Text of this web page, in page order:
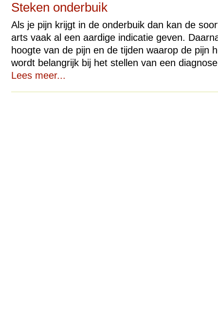
Steken onderbuik
Als je pijn krijgt in de onderbuik dan kan de
arts vaak al een aardige indicatie geven.
hoogte van de pijn en de tijden waarop de pijn
wordt belangrijk bij het stellen van een
Lees meer...